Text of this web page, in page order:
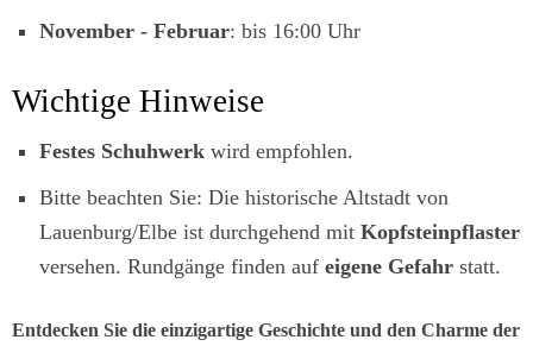
November - Februar: bis 16:00 Uhr
Wichtige Hinweise
Festes Schuhwerk wird empfohlen.
Bitte beachten Sie: Die historische Altstadt von
Lauenburg/Elbe ist durchgehend mit Kopfsteinpflaster
versehen. Rundgänge finden auf eigene Gefahr statt.
Entdecken Sie die einzigartige Geschichte und den Charme der